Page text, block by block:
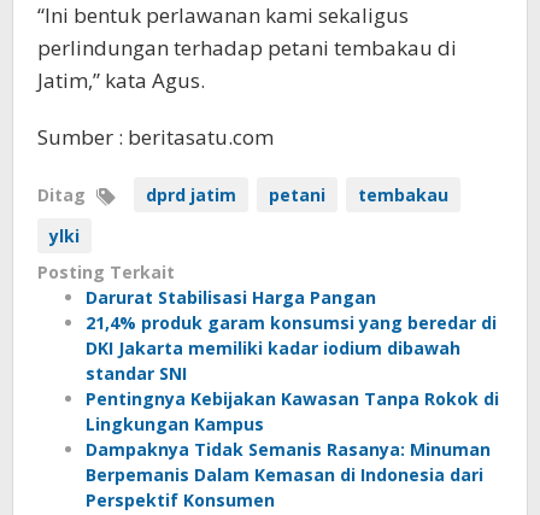
“Ini bentuk perlawanan kami sekaligus
perlindungan terhadap petani tembakau di
Jatim,” kata Agus.
Sumber : beritasatu.com
Ditag dprd jatim petani
tembakau
ylki
Posting Terkait
Darurat Stabilisasi Harga Pangan
21,4% produk garam konsumsi yang beredar di
DKI Jakarta memiliki kadar iodium dibawah
standar SNI
Pentingnya Kebijakan Kawasan Tanpa Rokok di
Lingkungan Kampus
Dampaknya Tidak Semanis Rasanya: Minuman
Berpemanis Dalam Kemasan di Indonesia dari
Perspektif Konsumen